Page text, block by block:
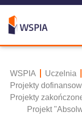
WSPIA
Uczelnia
Projekty
Projekty
Projekt